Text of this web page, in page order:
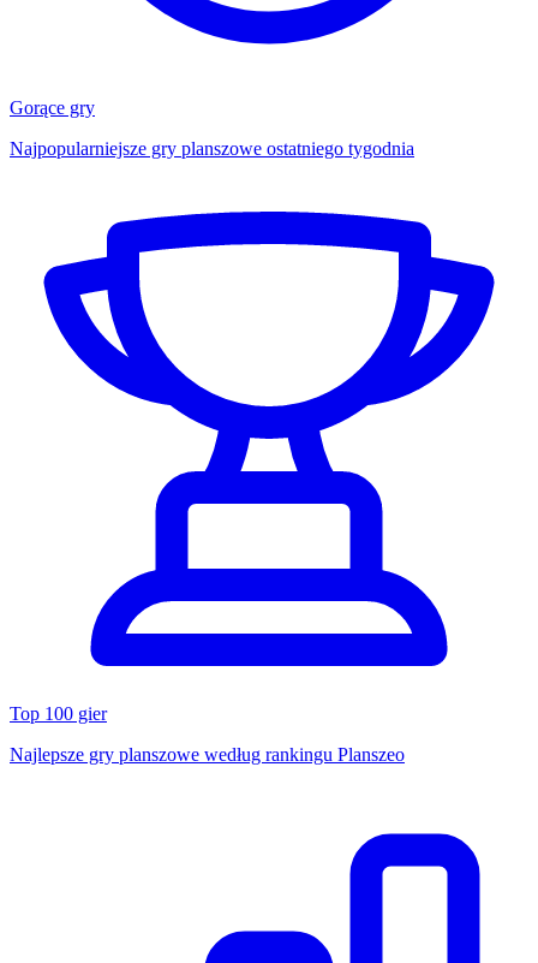
Gorące gry
Najpopularniejsze gry planszowe ostatniego tygodnia
Top 100 gier
Najlepsze gry planszowe według rankingu Planszeo